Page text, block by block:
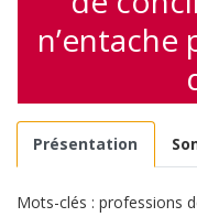
n’entache
Présentation
Mots-clés : professions